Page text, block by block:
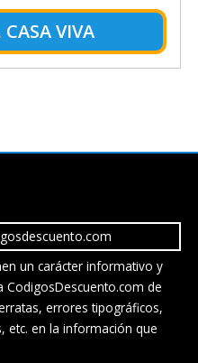
VIVA
un carácter informativo y
CodigosDescuento.com de
errores tipográficos,
etc. en la información que